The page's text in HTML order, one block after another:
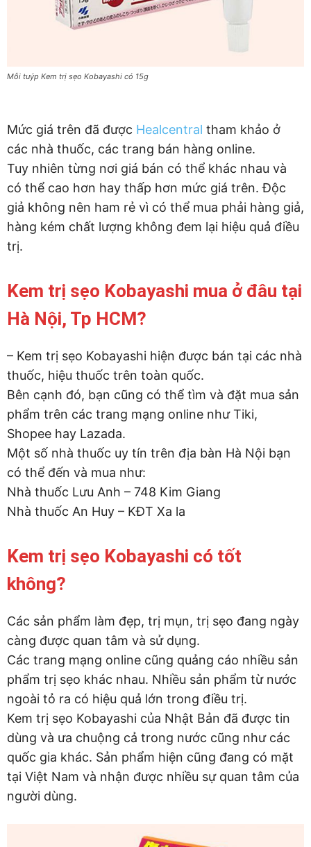
Mỗi tuýp Kem trị sẹo Kobayashi có 15g
Mức giá trên đã được Healcentral tham khảo ở
các nhà thuốc, các trang bán hàng online.
Tuy nhiên từng nơi giá bán có thể khác nhau và
có thể cao hơn hay thấp hơn mức giá trên. Độc
giả không nên ham rẻ vì có thể mua phải hàng giả,
hàng kém chất lượng không đem lại hiệu quả điều
trị.
Kem trị sẹo Kobayashi mua ở đâu tại
Hà Nội, Tp HCM?
– Kem trị sẹo Kobayashi hiện được bán tại các nhà
thuốc, hiệu thuốc trên toàn quốc.
Bên cạnh đó, bạn cũng có thể tìm và đặt mua sản
phẩm trên các trang mạng online như Tiki,
Shopee hay Lazada.
Một số nhà thuốc uy tín trên địa bàn Hà Nội bạn
có thể đến và mua như:
Nhà thuốc Lưu Anh – 748 Kim Giang
Nhà thuốc An Huy – KĐT Xa la
Kem trị sẹo Kobayashi có tốt
không?
Các sản phẩm làm đẹp, trị mụn, trị sẹo đang ngày
càng được quan tâm và sử dụng.
Các trang mạng online cũng quảng cáo nhiều sản
phẩm trị sẹo khác nhau. Nhiều sản phẩm từ nước
ngoài tỏ ra có hiệu quả lớn trong điều trị.
Kem trị sẹo Kobayashi của Nhật Bản đã được tin
dùng và ưa chuộng cả trong nước cũng như các
quốc gia khác. Sản phẩm hiện cũng đang có mặt
tại Việt Nam và nhận được nhiều sự quan tâm của
người dùng.